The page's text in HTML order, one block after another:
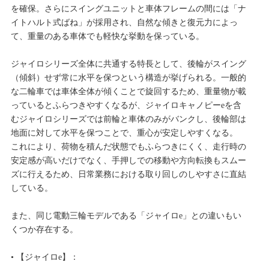
を確保。さらにスイングユニットと車体フレームの間には「ナ
イトハルト式ばね」が採用され、自然な傾きと復元力によっ
て、重量のある車体でも軽快な挙動を保っている。
ジャイロシリーズ全体に共通する特長として、後輪がスイング
（傾斜）せず常に水平を保つという構造が挙げられる。一般的
な二輪車では車体全体が傾くことで旋回するため、重量物が載
っているとふらつきやすくなるが、ジャイロキャノピーeを含
むジャイロシリーズでは前輪と車体のみがバンクし、後輪部は
地面に対して水平を保つことで、重心が安定しやすくなる。
これにより、荷物を積んだ状態でもふらつきにくく、走行時の
安定感が高いだけでなく、手押しでの移動や方向転換もスムー
ズに行えるため、日常業務における取り回しのしやすさに直結
している。
また、同じ電動三輪モデルである「ジャイロe」との違いもい
くつか存在する。
• 【ジャイロe】：